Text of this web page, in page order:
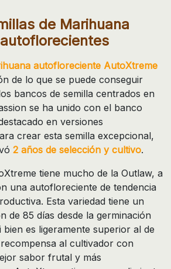
de Marihuana
autofloreciente AutoXtreme
de lo que se puede conseguir
bancos de semilla centrados en
se ha unido con el banco
en versiones
crear esta semilla excepcional,
2 años de selección y cultivo.
tiene mucho de la Outlaw, a
una autofloreciente de tendencia
Esta variedad tiene un
de 85 días desde la germinación
bien es ligeramente superior al de
al cultivador con
sabor frutal y más